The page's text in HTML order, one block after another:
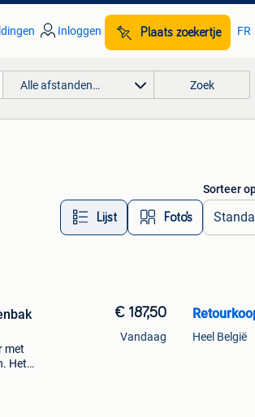
Inloggen Plaats zoekertje FR
Alle afstanden… Zoek
Lijst Foto’s
Sorteer
met
Het
€ 187,50
Vandaag Heel België